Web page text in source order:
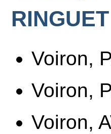
RINGUET
Voiron,
Voiron,
Voiron,